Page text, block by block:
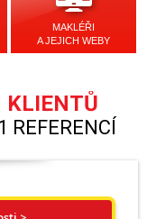
MAKLÉŘI
A JEJICH WEBY
KLIENTŮ